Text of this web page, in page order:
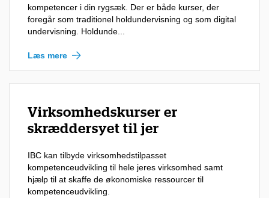
kompetencer i din rygsæk. Der er både kurser, der
foregår som traditionel holdundervisning og som digital
undervisning. Holdunde...
Læs mere
Virksomhedskurser er
skræddersyet til jer
IBC kan tilbyde virksomhedstilpasset
kompetenceudvikling til hele jeres virksomhed samt
hjælp til at skaffe de økonomiske ressourcer til
kompetenceudvikling.